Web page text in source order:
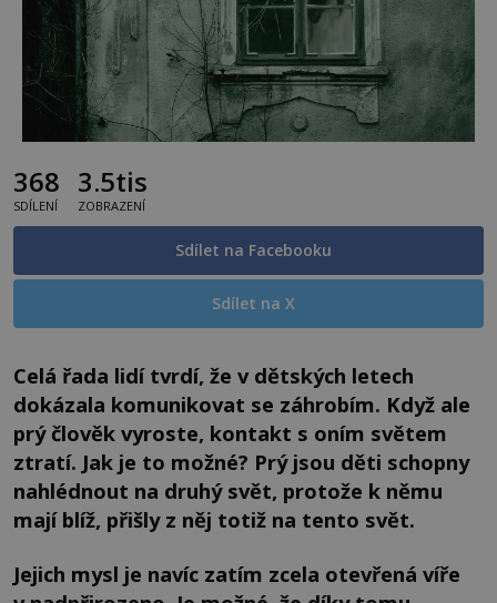
368
SDÍLENÍ
3.5tis
ZOBRAZENÍ
Sdílet na Facebooku
Sdílet na X
Celá řada lidí tvrdí, že v dětských letech
dokázala komunikovat se záhrobím. Když ale
prý člověk vyroste, kontakt s oním světem
ztratí. Jak je to možné? Prý jsou děti schopny
nahlédnout na druhý svět, protože k němu
mají blíž, přišly z něj totiž na tento svět.
Jejich mysl je navíc zatím zcela otevřená víře